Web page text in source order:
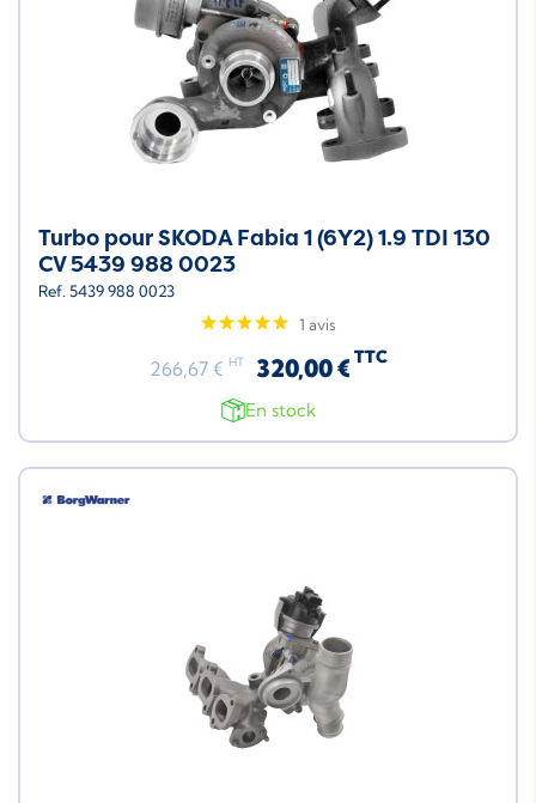
Turbo pour SKODA Fabia 1 (6Y2) 1.9 TDI 130
CV 5439 988 0023
Ref. 5439 988 0023
1 avis
266,67 € HT 320,00 € TTC
En stock